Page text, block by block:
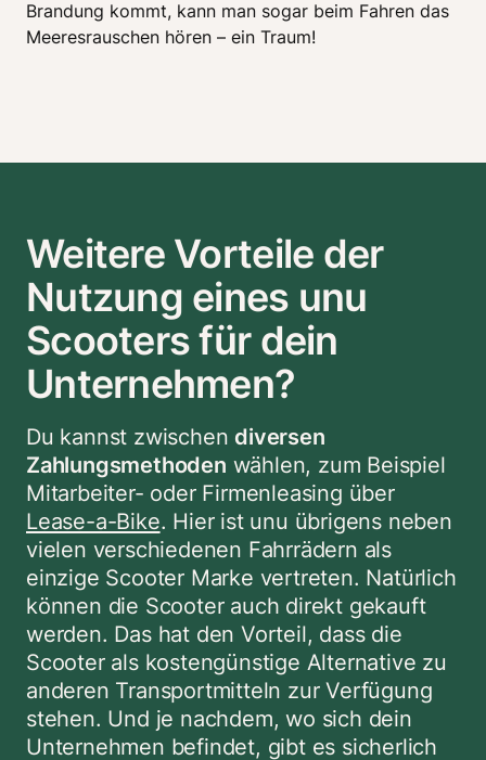
Brandung kommt, kann man sogar beim Fahren das
Meeresrauschen hören – ein Traum!
Weitere Vorteile der
Nutzung eines unu
Scooters für dein
Unternehmen?
Du kannst zwischen diversen
Zahlungsmethoden wählen, zum Beispiel
Mitarbeiter- oder Firmenleasing über
Lease-a-Bike. Hier ist unu übrigens neben
vielen verschiedenen Fahrrädern als
einzige Scooter Marke vertreten. Natürlich
können die Scooter auch direkt gekauft
werden. Das hat den Vorteil, dass die
Scooter als kostengünstige Alternative zu
anderen Transportmitteln zur Verfügung
stehen. Und je nachdem, wo sich dein
Unternehmen befindet, gibt es sicherlich